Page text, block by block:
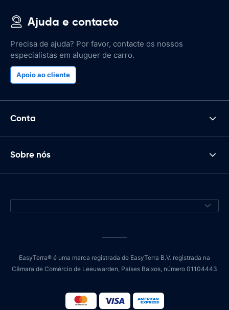
Ajuda e contacto
Precisa de ajuda? Por favor, contacte os nossos
especialistas em aluguer de carro.
Apoio ao cliente
Conta
Sobre nós
EasyTerra® é uma marca registrada de EasyTerra B.V. registrada na
Câmara de Comércio de Leeuwarden, Países Baixos, número 01104443